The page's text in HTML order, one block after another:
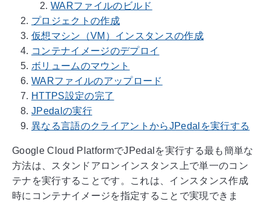
WARファイルのビルド
プロジェクトの作成
仮想マシン（VM）インスタンスの作成
コンテナイメージのデプロイ
ボリュームのマウント
WARファイルのアップロード
HTTPS設定の完了
JPedalの実行
異なる言語のクライアントからJPedalを実行する
Google Cloud PlatformでJPedalを実行する最も簡単な
方法は、スタンドアロンインスタンス上で単一のコン
テナを実行することです。これは、インスタンス作成
時にコンテナイメージを指定することで実現できま